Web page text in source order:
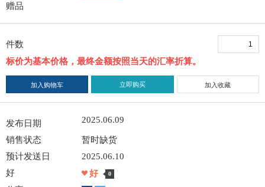
赠品
件数
标价为基本价格，最终金额按照当天的汇率折算。
加入购物车 立即购买 加入收藏
发布日期 2025.06.09
销售状态
暂时缺货
预计发送日
2025.06.10
好
好 0